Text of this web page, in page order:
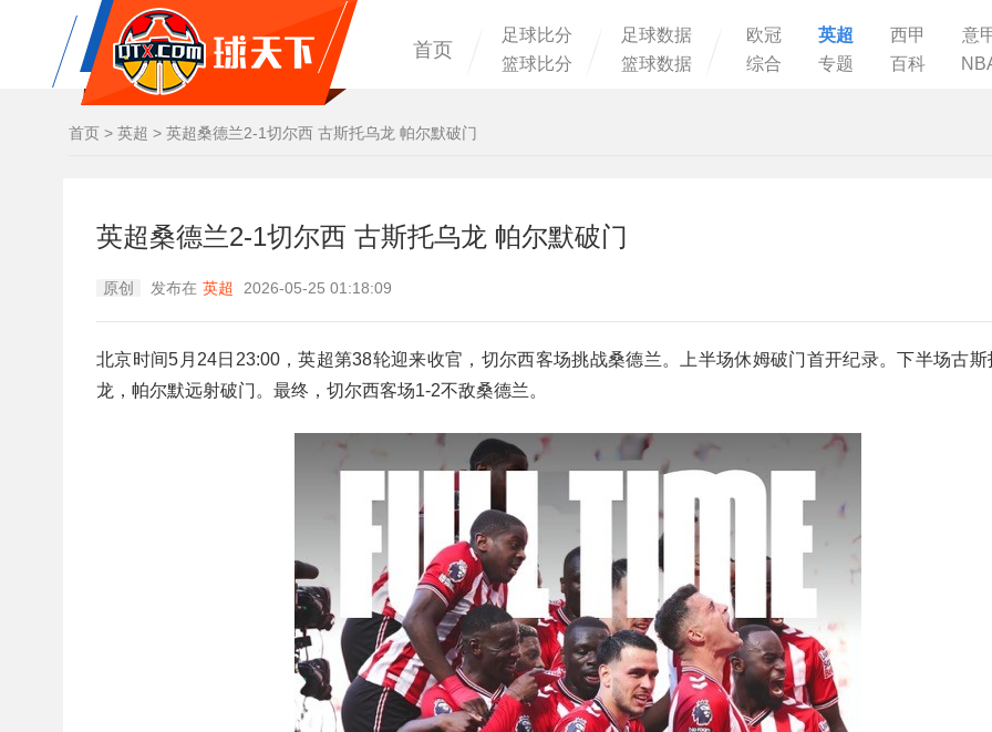
首页
足球比分
篮球比分
足球数据
篮球数据
欧冠 英超 西甲
意
综合
专题 百科
首页 > 英超 > 英超桑德兰2-1切尔西 古斯托乌龙 帕尔默破门
英超桑德兰2-1切尔西 古斯托乌龙 帕尔默破门
原创 发布在 英超 2026-05-25 01:18:09
北京时间5月24日23:00，英超第38轮迎来收官，切尔西客场挑战桑德兰。上半场休姆破门首开纪录。下半场古斯
龙，帕尔默远射破门。最终，切尔西客场1-2不敌桑德兰。